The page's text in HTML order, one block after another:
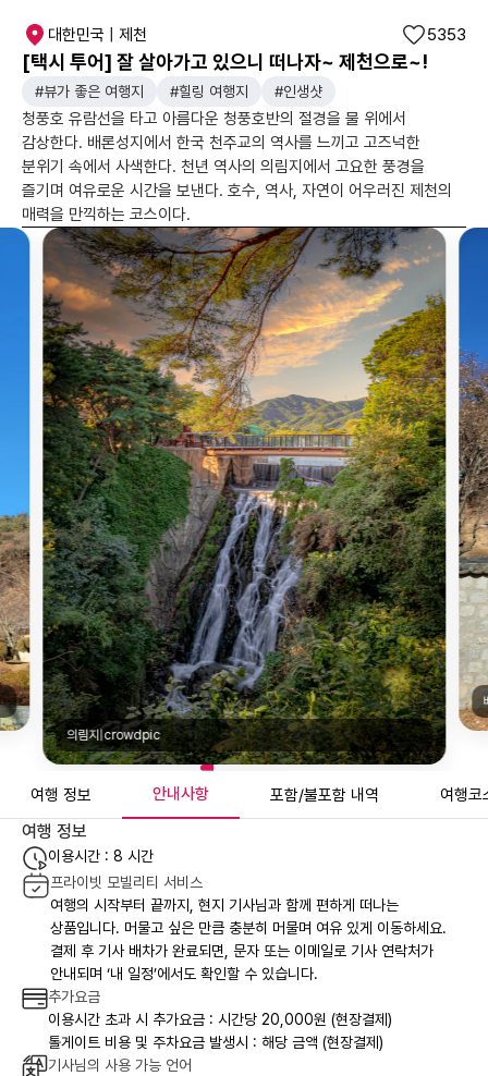
대한민국 | 제천
[택시 투어] 잘 살아가고 있으니 떠나자~ 제천으로~!
5353
#뷰가 좋은 여행지 #힐링 여행지 #인생샷
청풍호 유람선을 타고 아름다운 청풍호반의 절경을 물 위에서
감상한다. 배론성지에서 한국 천주교의 역사를 느끼고 고즈넉한
분위기 속에서 사색한다. 천년 역사의 의림지에서 고요한 풍경을
즐기며 여유로운 시간을 보낸다. 호수, 역사, 자연이 어우러진 제천의
매력을 만끽하는 코스이다.
의림지|crowdpic
여행 정보 안내사항 포함/불포함 내역 여행코
여행 정보
이용시간 : 8 시간
프라이빗 모빌리티 서비스
여행의 시작부터 끝까지, 현지 기사님과 함께 편하게 떠나는
상품입니다. 머물고 싶은 만큼 충분히 머물며 여유 있게 이동하세요.
결제 후 기사 배차가 완료되면, 문자 또는 이메일로 기사 연락처가
안내되며 ‘내 일정’에서도 확인할 수 있습니다.
추가요금
이용시간 초과 시 추가요금 : 시간당 20,000원 (현장결제)
톨게이트 비용 및 주차요금 발생시 : 해당 금액 (현장결제)
기사님의 사용 가능 언어